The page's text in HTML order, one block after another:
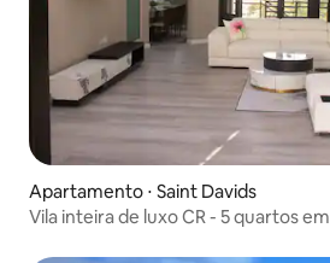
Apartamento ⋅ Saint Davids
Vila inteira de luxo CR - 5 quartos